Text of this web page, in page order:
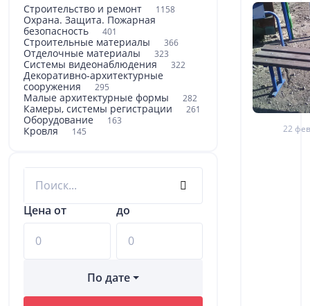
Строительство и ремонт 1158
Охрана. Защита. Пожарная
безопасность
401
Строительные материалы 366
Отделочные материалы 323
Системы видеонаблюдения 322
Декоративно-архитектурные
сооружения
295
Малые архитектурные формы 282
Камеры, системы регистрации 261
Оборудование 163
Кровля 145
Цена от до
По дате
22